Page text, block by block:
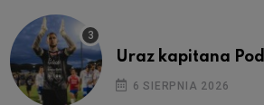
Uraz kapitana
6 SIERPNIA 2026